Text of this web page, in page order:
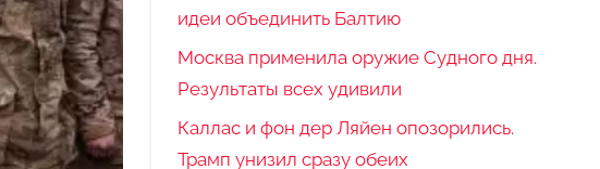
идеи объединить Балтию
Москва применила оружие Судного дня.
Результаты всех удивили
Каллас и фон дер Ляйен опозорились.
Трамп унизил сразу обеих